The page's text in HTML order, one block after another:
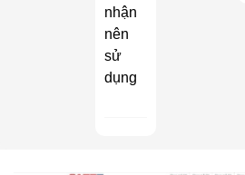
nhận
nên
sử
dụng